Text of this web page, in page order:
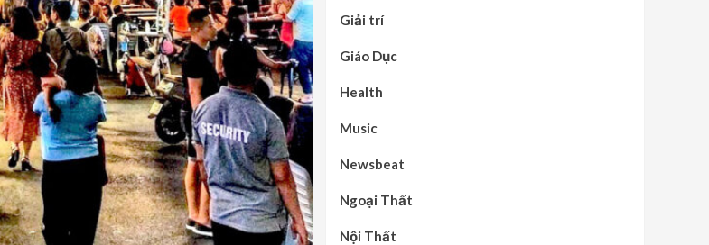
Giải trí
Giáo Dục
Health
Music
Newsbeat
Ngoại Thất
Nội Thất